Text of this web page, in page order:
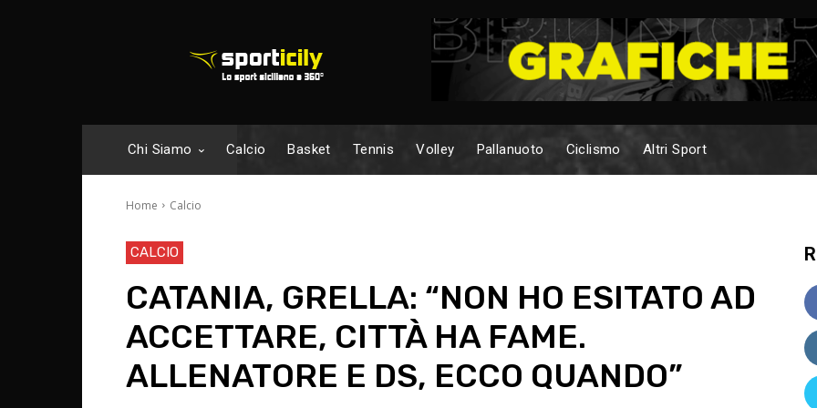
Chi Siamo Calcio Basket Tennis Volley Pallanuoto Ciclismo Altri Sport
Home Calcio
CALCIO
CATANIA, GRELLA: “NON HO ESITATO AD
ACCETTARE, CITTÀ HA FAME.
ALLENATORE E DS, ECCO QUANDO”